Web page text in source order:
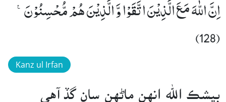
اِنَّ اللّٰهَ مَعَ الَّذِیْنَ اتَّقَوْا وَّ الَّذِیْنَ هُمْ مُّحْسِنُوْنَ۠
(128)
Kanz ul Irfan
بيشڪ الله انهن ماڻهن سان گڏ آهي